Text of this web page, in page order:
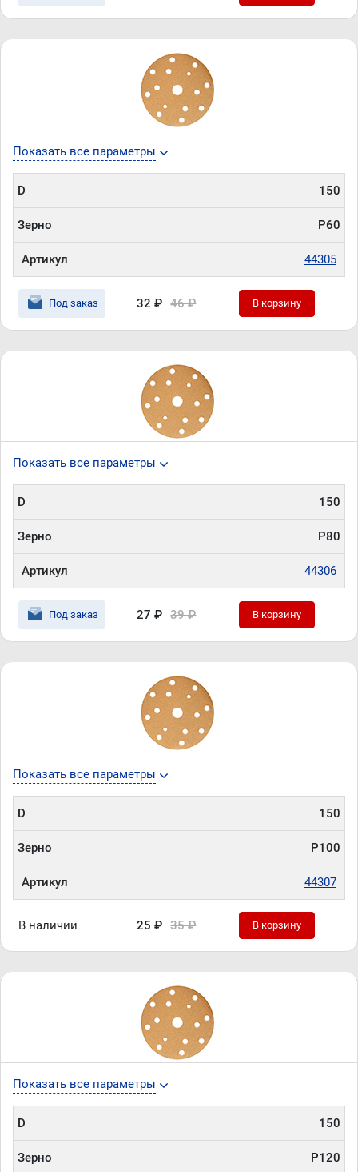
Показать все параметры
D 150
Зерно P60
Артикул 44305
Под заказ 32 ₽ 46 ₽ В корзину
Показать все параметры
D 150
Зерно P80
Артикул 44306
Под заказ 27 ₽ 39 ₽ В корзину
Показать все параметры
D 150
Зерно P100
Артикул 44307
В наличии 25 ₽ 35 ₽ В корзину
Показать все параметры
D 150
Зерно P120